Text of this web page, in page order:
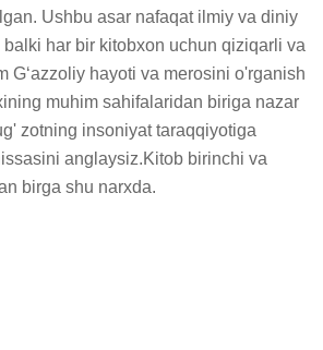
Ushbu asar nafaqat ilmiy va diniy
har bir kitobxon uchun qiziqarli va
Gʻazzoliy hayoti va merosini o'rganish
muhim sahifalaridan biriga nazar
zotning insoniyat taraqqiyotiga
anglaysiz.Kitob birinchi va
birga shu narxda.